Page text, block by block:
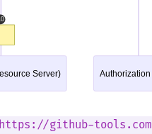
https://github-tools.com